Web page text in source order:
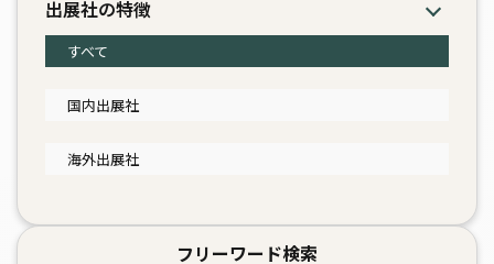
出展社の特徴
すべて
国内出展社
海外出展社
フリーワード検索